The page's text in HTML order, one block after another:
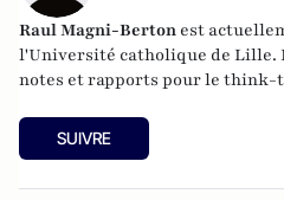
Raul Magni-Berton est
l'Université catholique de Lille.
notes et rapports pour le
SUIVRE